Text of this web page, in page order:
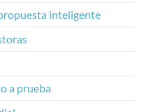
inteligente
a prueba